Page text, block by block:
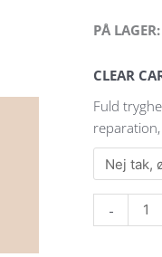
PÅ LAGER:
CLEAR
Fuld
-
Clear
hjerte
i
14
kt.
hvidguld
0.18